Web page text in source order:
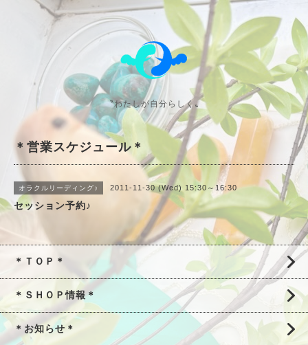
〝わたしが自分らしく〟
＊営業スケジュール＊
オラクルリーディング♪ 2011-11-30 (Wed) 15:30～16:30
セッション予約♪
＊ＴＯＰ＊
＊ＳＨＯＰ情報＊
＊お知らせ＊